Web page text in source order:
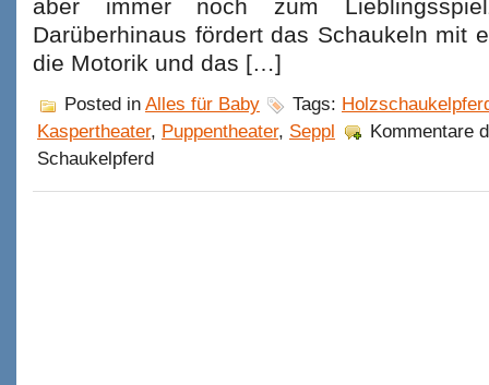
aber immer noch zum
Darüberhinaus fördert das Schaukeln mit
die Motorik und das […]
Posted in Alles für Baby Tags:
Kaspertheater, Puppentheater, Seppl
Kommentare
Schaukelpferd